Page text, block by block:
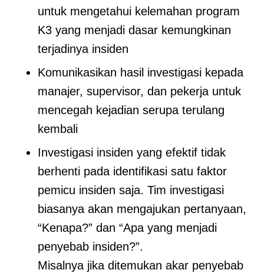
untuk mengetahui kelemahan program
K3 yang menjadi dasar kemungkinan
terjadinya insiden
Komunikasikan hasil investigasi kepada
manajer, supervisor, dan pekerja untuk
mencegah kejadian serupa terulang
kembali
Investigasi insiden yang efektif tidak
berhenti pada identifikasi satu faktor
pemicu insiden saja. Tim investigasi
biasanya akan mengajukan pertanyaan,
“Kenapa?” dan “Apa yang menjadi
penyebab insiden?”.
Misalnya jika ditemukan akar penyebab